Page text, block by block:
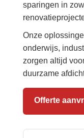
sparingen in
Onze
onderwijs,
zorgen altijd
duurzame
Offerte